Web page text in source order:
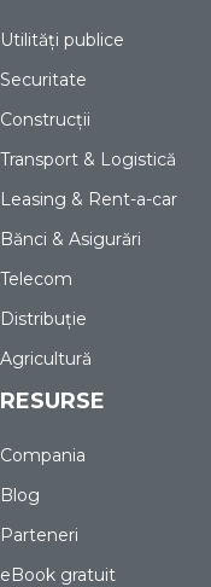
Utilități publice
Securitate
Construcții
Transport & Logistică
Leasing & Rent-a-car
Bănci & Asigurări
Telecom
Distribuție
Agricultură
RESURSE
Compania
Blog
Parteneri
eBook gratuit